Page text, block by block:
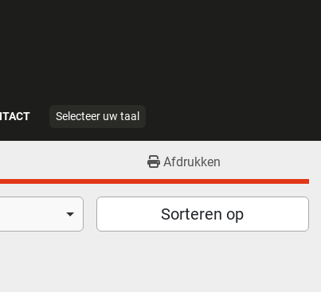
Selecteer uw taal
Afdrukken
Sorteren op